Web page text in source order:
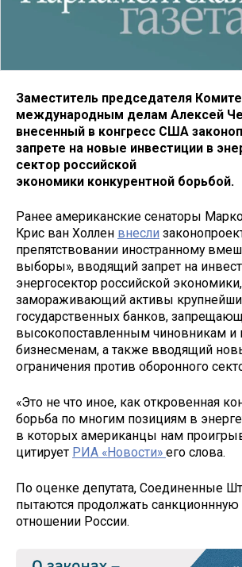
Заместитель председателя
международным делам Алексей
внесенный в конгресс США
запрете на новые инвестиции в
сектор российской
экономики конкурентной борьбой.
Ранее американские сенаторы
Крис ван Холлен внесли
препятствовании иностранному
выборы», вводящий запрет на
энергосектор российской экономики,
замораживающий активы
государственных банков,
высокопоставленным чиновникам и
бизнесменам, а также вводящий
ограничения против оборонного
«Это не что иное, как откровенная
борьба по многим позициям в
в которых американцы нам
цитирует РИА «Новости» его слова.
По оценке депутата, Соединенные
пытаются продолжать санкционнную
отношении России.